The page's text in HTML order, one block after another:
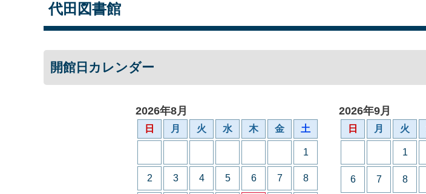
代田図書館
開館日カレンダー
2026年8月
日 月 火 水 木 金 土
1
2 3 4 5 6 7 8
2026年9月
日 月 火
1
6 7 8